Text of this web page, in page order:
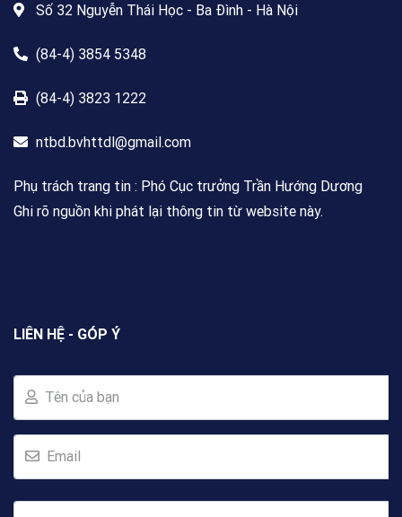
Số 32 Nguyễn Thái Học - Ba Đình - Hà Nội
(84-4) 3854 5348
(84-4) 3823 1222
ntbd.bvhttdl@gmail.com
Phụ trách trang tin : Phó Cục trưởng Trần Hướng Dương
Ghi rõ nguồn khi phát lại thông tin từ website này.
LIÊN HỆ - GÓP Ý
Tên của bạn
Email